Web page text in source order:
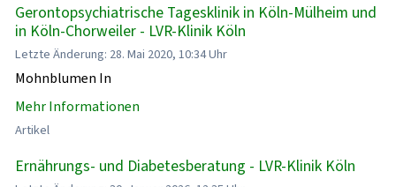
Gerontopsychiatrische Tagesklinik in Köln-Mülheim und
in Köln-Chorweiler - LVR-Klinik Köln
Letzte Änderung: 28. Mai 2020, 10:34 Uhr
Mohnblumen In
Mehr Informationen
Artikel
Ernährungs- und Diabetesberatung - LVR-Klinik Köln